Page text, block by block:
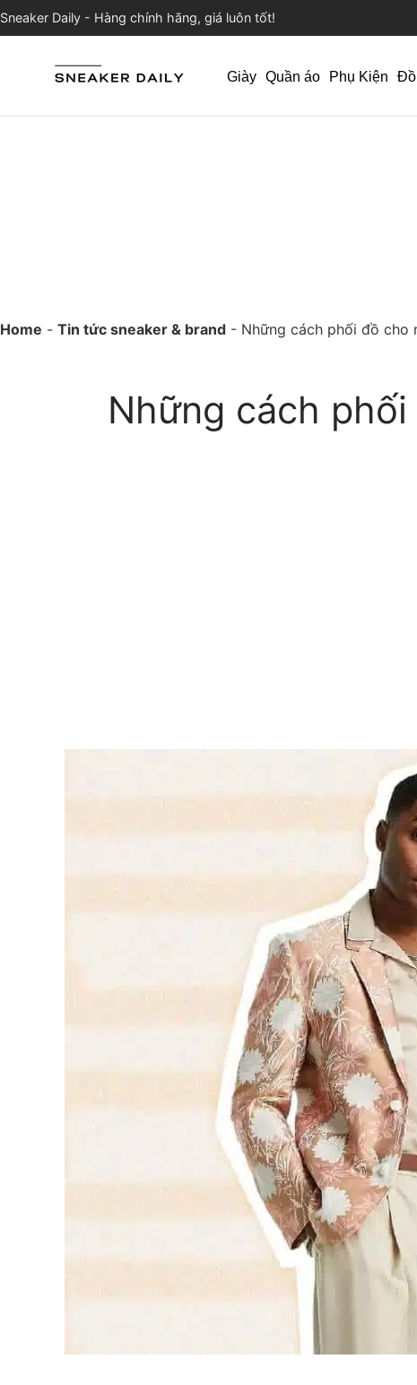
Sneaker Daily - Hàng chính hãng, giá luôn tốt!
Giày Quần áo Phụ Kiện
Home - Tin tức sneaker & brand - Những cách phối đồ cho
Những cách